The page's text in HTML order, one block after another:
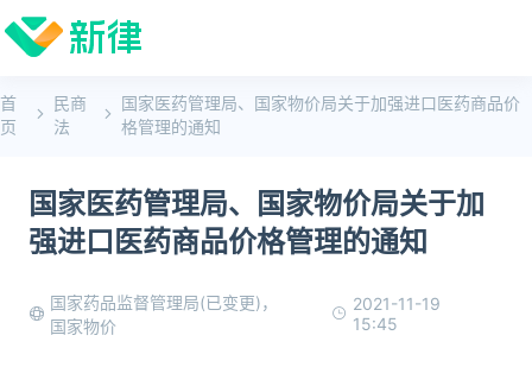
首
页
民商
法
国家医药管理局、国家物价局关于加强进口医药商品价
格管理的通知
国家医药管理局、国家物价局关于加
强进口医药商品价格管理的通知
国家药品监督管理局(已变更)，
国家物价
2021-11-19
15:45